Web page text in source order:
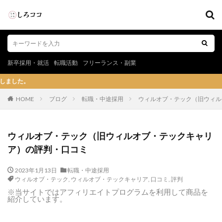
新卒採用・就活 転職活動 フリーランス・副業
HOME ブログ 転職・中途採用 ウィルオブ・テック（旧ウィ
ウィルオブ・テック（旧ウィルオブ・テックキャリ
ア）の評判・口コミ
2023年1月13日
転職・中途採用
ウィルオブ・テック, ウィルオブ・テックキャリア, 口コミ , 評判
※当サイトではアフィリエイトプログラムを利用して商品を
紹介しています。